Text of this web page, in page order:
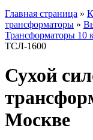
Главная страница »
трансформаторы »
Трансформаторы 10
ТСЛ-1600
Сухой
Москве